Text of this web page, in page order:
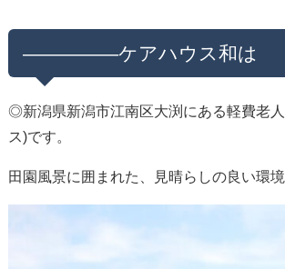
—————ケアハウス和は
◎新潟県新潟市江南区大渕にある軽費老
ス)です。
田園風景に囲まれた、見晴らしの良い環境